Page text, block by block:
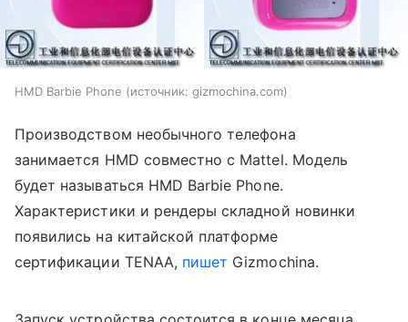
HMD Barbie Phone источник: gizmochina.com
Производством необычного телефона
занимается HMD совместно с Mattel. Модель
будет называться HMD Barbie Phone.
Характеристики и рендеры складной новинки
появились на китайской платформе
сертификации TENAA, пишет Gizmochina.